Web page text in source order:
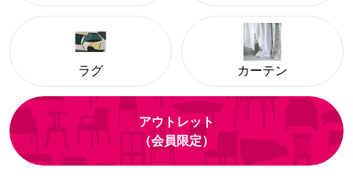
ラグ カーテン
アウトレット
（会員限定）